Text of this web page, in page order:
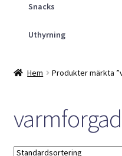
Snacks
Uthyrning
Hem Produkter märkta